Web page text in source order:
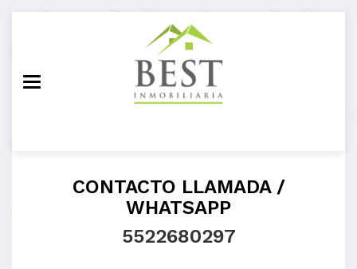
Toggle navigation
CONTACTO LLAMADA /
WHATSAPP
5522680297